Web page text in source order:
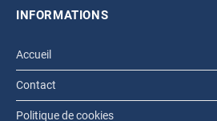
INFORMATIONS
Accueil
Contact
Politique de cookies